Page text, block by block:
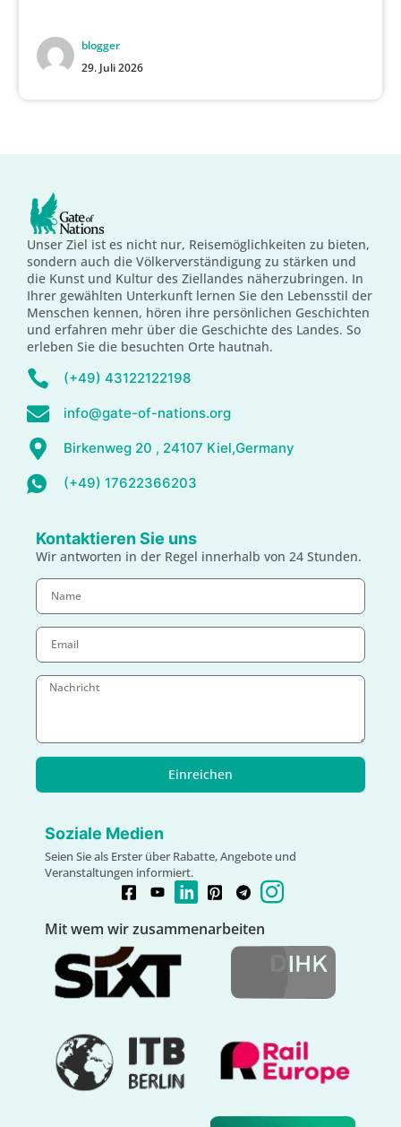
blogger
29. Juli 2026
Unser Ziel ist es nicht nur, Reisemöglichkeiten zu bieten,
sondern auch die Völkerverständigung zu stärken und
die Kunst und Kultur des Ziellandes näherzubringen. In
Ihrer gewählten Unterkunft lernen Sie den Lebensstil der
Menschen kennen, hören ihre persönlichen Geschichten
und erfahren mehr über die Geschichte des Landes. So
erleben Sie die besuchten Orte hautnah.
(+49) 43122122198
info@gate-of-nations.org
Birkenweg 20 , 24107 Kiel,Germany
(+49) 17622366203
Kontaktieren Sie uns
Wir antworten in der Regel innerhalb von 24 Stunden.
Einreichen
Soziale Medien
Seien Sie als Erster über Rabatte, Angebote und
Veranstaltungen informiert.
Mit wem wir zusammenarbeiten